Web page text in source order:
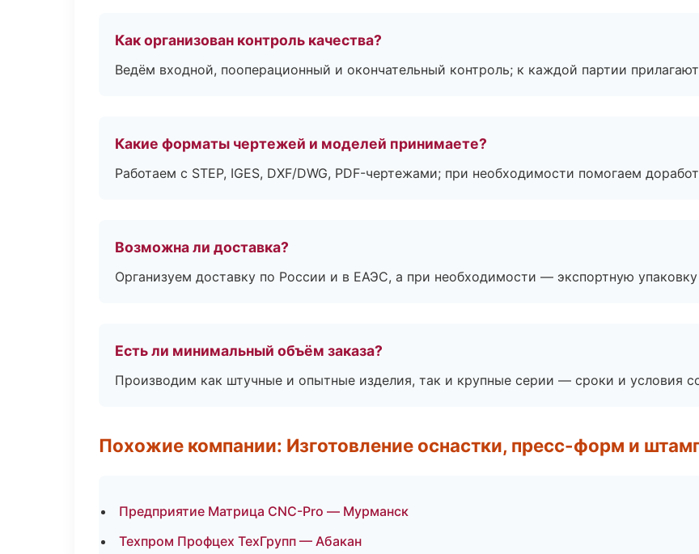
Как организован контроль качества?
Ведём входной, пооперационный и окончательный контроль; к каждой партии
Какие форматы чертежей и моделей принимаете?
Работаем с STEP, IGES, DXF/DWG, PDF-чертежами; при необходимости помогаем
Возможна ли доставка?
Организуем доставку по России и в ЕАЭС, а при необходимости — экспортную
Есть ли минимальный объём заказа?
Производим как штучные и опытные изделия, так и крупные серии — сроки и условия
Похожие компании: Изготовление оснастки, пресс-форм и
Предприятие Матрица CNC-Pro — Мурманск
Техпром Профцех ТехГрупп — Абакан